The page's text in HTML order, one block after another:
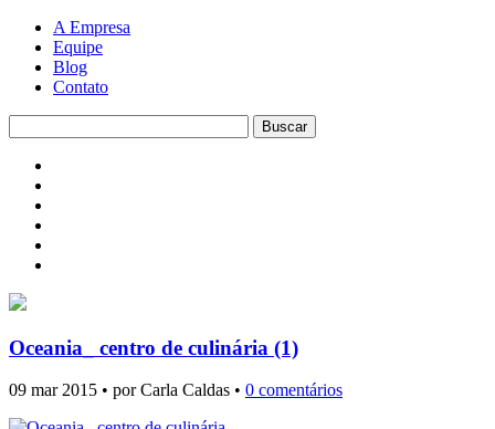
A Empresa
Equipe
Blog
Contato
Oceania_ centro de culinária (1)
09 mar 2015 • por Carla Caldas • 0 comentários